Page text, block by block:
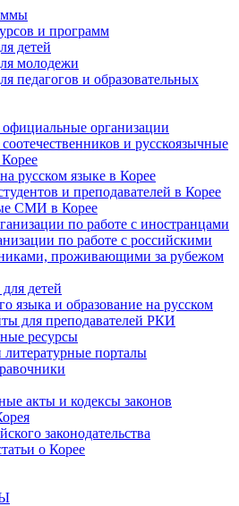
и программ
детей
молодежи
педагогов и образовательных
организации
и русскоязычные
русском языке в Корее
и преподавателей в Корее
СМИ в Корее
по работе с иностранцами
по работе с российскими
проживающими за рубежом
детей
языка и образование на русском
для преподавателей РКИ
ресурсы
литературные порталы
акты и кодексы законов
законодательства
о Корее